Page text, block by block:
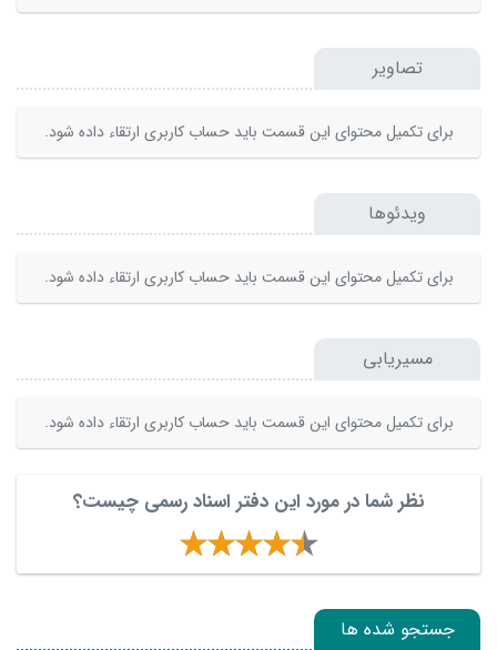
تصاویر
برای تکمیل محتوای این قسمت باید حساب کاربری ارتقاء داده شود.
ویدئوها
برای تکمیل محتوای این قسمت باید حساب کاربری ارتقاء داده شود.
مسیریابی
برای تکمیل محتوای این قسمت باید حساب کاربری ارتقاء داده شود.
نظر شما در مورد این دفتر اسناد رسمی چیست؟
جستجو شده ها